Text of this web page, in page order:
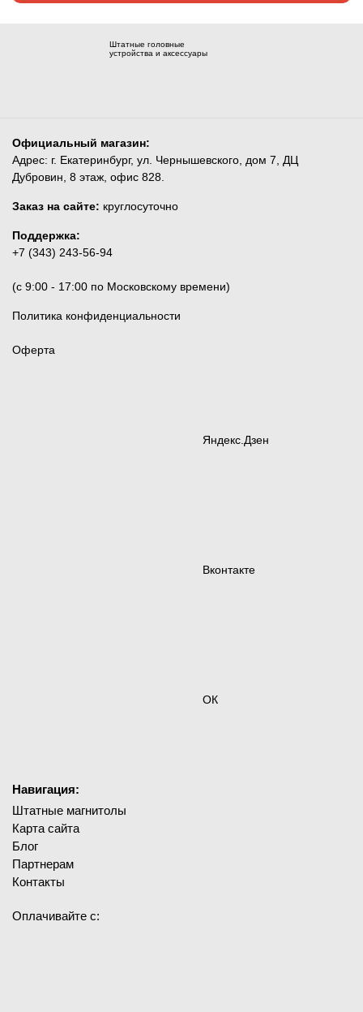
Штатные головные
устройства и аксессуары
Официальный магазин:
Адрес: г. Екатеринбург, ул. Чернышевского, дом 7, ДЦ
Дубровин, 8 этаж, офис 828.
Заказ на сайте: круглосуточно
Поддержка:
+7 (343) 243-56-94
(c 9:00 - 17:00 по Московскому времени)
Политика конфиденциальности
Оферта
Яндекс.Дзен
Вконтакте
ОК
Навигация:
Штатные магнитолы
Карта сайта
Блог
Партнерам
Контакты
Оплачивайте с: